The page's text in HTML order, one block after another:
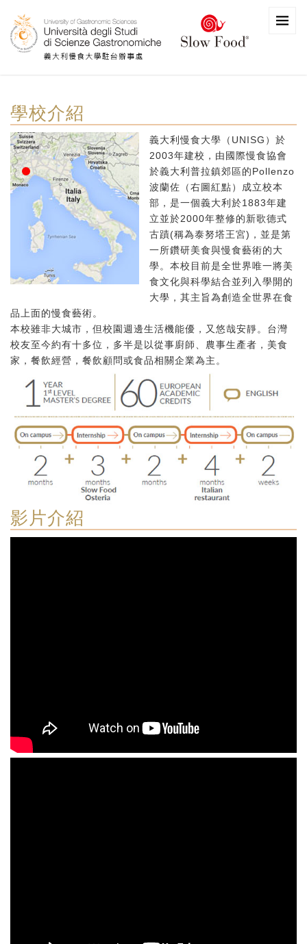
學校介紹
義大利慢食大學（UNISG）於
2003年建校，由國際慢食協會
於義大利普拉鎮郊區的Pollenzo
波蘭佐（右圖紅點）成立校本
部，是一個義大利於1883年建
立並於2000年整修的新歌德式
古蹟(稱為泰努塔王宮)，並是第
一所鑽研美食與慢食藝術的大
學。本校目前是全世界唯一將美
食文化與科學結合並列入學開的
大學，其主旨為創造全世界在食
品上面的慢食藝術。
本校雖非大城市，但校園週邊生活機能優，又悠哉安靜。台灣
校友至今約有十多位，多半是以從事廚師、農事生產者，美食
家，餐飲經營，餐飲顧問或食品相關企業為主。
影片介紹